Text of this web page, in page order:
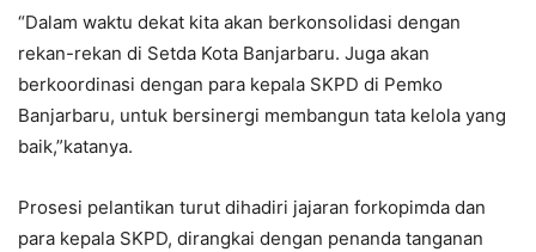
“Dalam waktu dekat kita akan berkonsolidasi dengan
rekan-rekan di Setda Kota Banjarbaru. Juga akan
berkoordinasi dengan para kepala SKPD di Pemko
Banjarbaru, untuk bersinergi membangun tata kelola yang
baik,”katanya.
Prosesi pelantikan turut dihadiri jajaran forkopimda dan
para kepala SKPD, dirangkai dengan penanda tanganan